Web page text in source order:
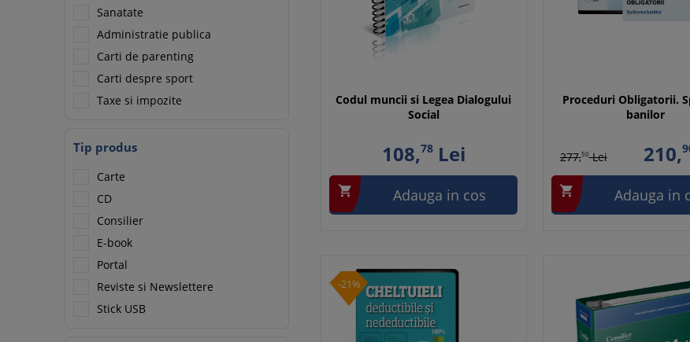
Sanatate
Administratie publica
Carti de parenting
Carti despre sport
Taxe si impozite
Tip produs
Carte
CD
Consilier
E-book
Portal
Reviste si Newslettere
Stick USB
Codul muncii si Legea Dialogului
Social
108,78Lei
 Adauga in cos
Proceduri Obligatorii.
banilor
277,50Lei 210,
 Adauga in
-21%